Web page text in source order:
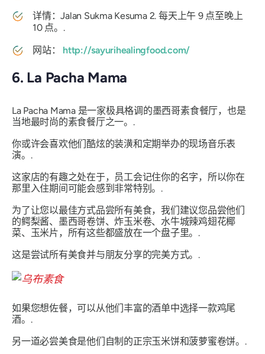
详情：Jalan Sukma Kesuma 2. 每天上午 9 点至晚上
10 点。.
网站： http://sayurihealingfood.com/
6. La Pacha Mama
La Pacha Mama 是一家极具格调的墨西哥素食餐厅，也是
当地最时尚的素食餐厅之一。.
你或许会喜欢他们酷炫的装潢和定期举办的现场音乐表
演。.
这家店的有趣之处在于，员工会记住你的名字，所以你在
那里入住期间可能会感到非常特别。.
为了让您以最佳方式品尝所有美食，我们建议您品尝他们
的鳄梨酱、墨西哥卷饼、炸玉米卷、水牛城辣鸡翅花椰
菜、玉米片，所有这些都盛放在一个盘子里。.
这是尝试所有美食并与朋友分享的完美方式。.
如果您想佐餐，可以从他们丰富的酒单中选择一款鸡尾
酒。.
另一道必尝美食是他们自制的正宗玉米饼和菠萝蜜卷饼。.